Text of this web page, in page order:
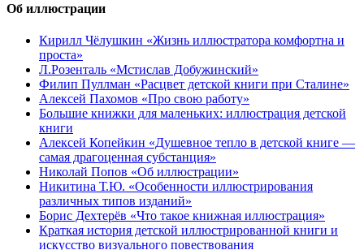
Об иллюстрации
Кирилл Чёлушкин «Жизнь иллюстратора комфортна и
проста»
Л.Розенталь «Мстислав Добужинский»
Филип Пуллман «Расцвет детской книги при Сталине»
Алексей Пахомов «Про свою работу»
Большие книжки для маленьких: иллюстрация детской
книги
Алексей Копейкин «Душевное тепло в детской книге —
самая драгоценная субстанция»
Николай Попов «Об иллюстрации»
Никитина Т.Ю. «Особенности иллюстрирования
различных типов изданий»
Борис Дехтерёв «Что такое книжная иллюстрация»
Краткая история детской иллюстрированной книги и
искусство визуального повествования